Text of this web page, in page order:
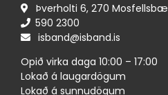
Þverholti 6, 270 Mosfellsbæ
590 ​2300
isband@isband.is
Opið virka daga 10:00 – 17:00
Lokað á laugardögum
Lokað á sunnudögum